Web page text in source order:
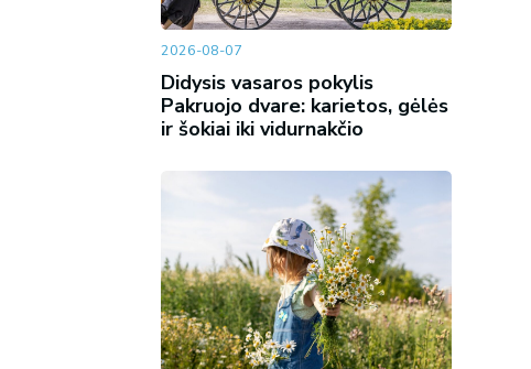
2026-08-07
Didysis vasaros pokylis
Pakruojo dvare: karietos, gėlės
ir šokiai iki vidurnakčio